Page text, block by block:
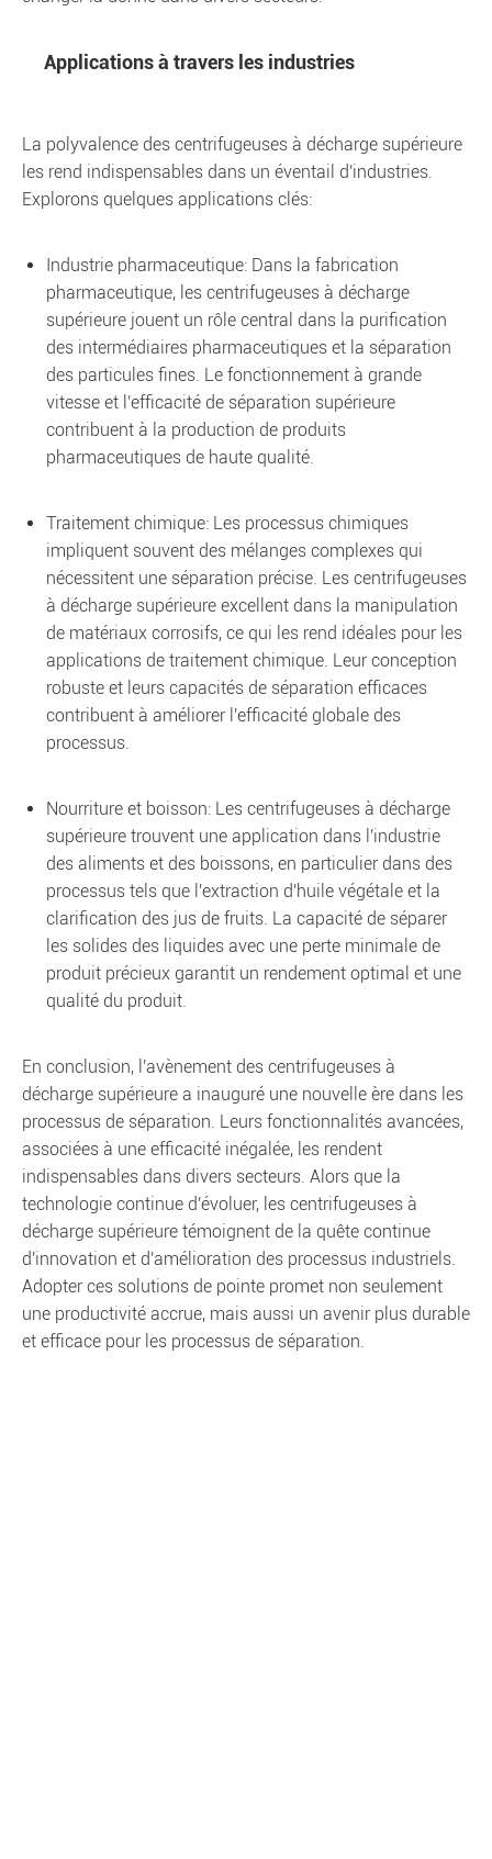
Applications à travers les industries
La polyvalence des centrifugeuses à décharge supérieure
les rend indispensables dans un éventail d'industries.
Explorons quelques applications clés:
Industrie pharmaceutique: Dans la fabrication
pharmaceutique, les centrifugeuses à décharge
supérieure jouent un rôle central dans la purification
des intermédiaires pharmaceutiques et la séparation
des particules fines. Le fonctionnement à grande
vitesse et l'efficacité de séparation supérieure
contribuent à la production de produits
pharmaceutiques de haute qualité.
Traitement chimique: Les processus chimiques
impliquent souvent des mélanges complexes qui
nécessitent une séparation précise. Les centrifugeuses
à décharge supérieure excellent dans la manipulation
de matériaux corrosifs, ce qui les rend idéales pour les
applications de traitement chimique. Leur conception
robuste et leurs capacités de séparation efficaces
contribuent à améliorer l'efficacité globale des
processus.
Nourriture et boisson: Les centrifugeuses à décharge
supérieure trouvent une application dans l'industrie
des aliments et des boissons, en particulier dans des
processus tels que l'extraction d'huile végétale et la
clarification des jus de fruits. La capacité de séparer
les solides des liquides avec une perte minimale de
produit précieux garantit un rendement optimal et une
qualité du produit.
En conclusion, l'avènement des centrifugeuses à
décharge supérieure a inauguré une nouvelle ère dans les
processus de séparation. Leurs fonctionnalités avancées,
associées à une efficacité inégalée, les rendent
indispensables dans divers secteurs. Alors que la
technologie continue d'évoluer, les centrifugeuses à
décharge supérieure témoignent de la quête continue
d'innovation et d'amélioration des processus industriels.
Adopter ces solutions de pointe promet non seulement
une productivité accrue, mais aussi un avenir plus durable
et efficace pour les processus de séparation.